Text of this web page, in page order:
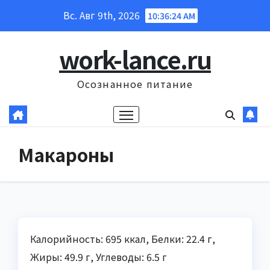
Вс. Авг 9th, 2026 10:36:25 AM
work-lance.ru
Осознанное питание
Макароны
Калорийность: 695 ккал, Белки: 22.4 г,
Жиры: 49.9 г, Углеводы: 6.5 г